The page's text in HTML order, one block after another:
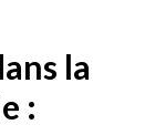
la
: